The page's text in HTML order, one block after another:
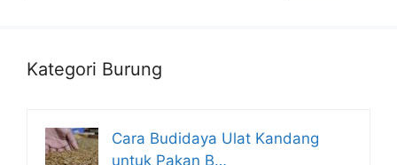
Kategori Burung
Cara Budidaya Ulat Kandang
untuk Pakan B…